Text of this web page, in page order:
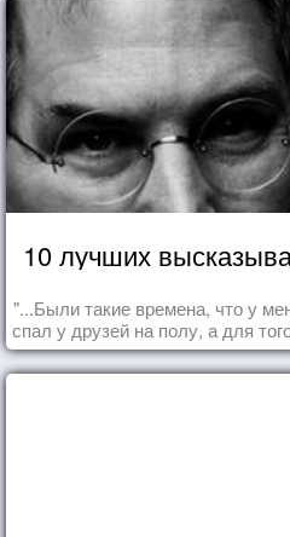
10 лучших
"...Были такие времена, что у
спал у друзей на полу, а для
бутылки из